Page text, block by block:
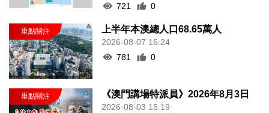
721
0
上半年本澳總人口68.65萬人
2026-08-07 16:24
781
0
《澳門講場特派員》2026年8月3日
2026-08-03 15:19